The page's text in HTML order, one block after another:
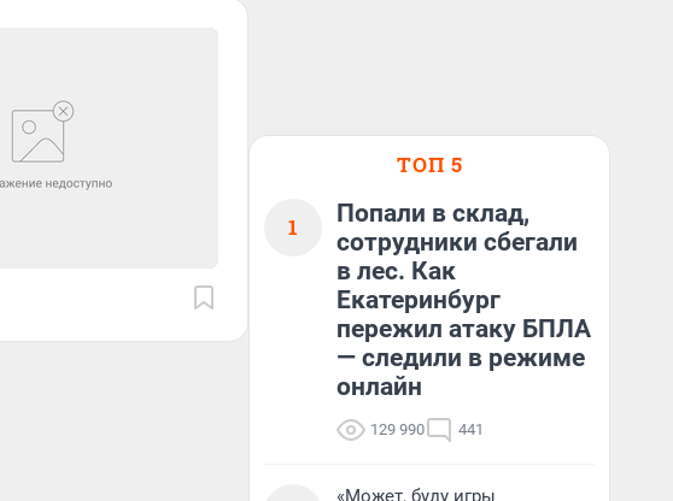
ТОП 5
1
Попали в склад,
сотрудники сбегали
в лес. Как
Екатеринбург
пережил атаку БПЛА
— следили в режиме
онлайн
129 990 441
«Может, буду игры